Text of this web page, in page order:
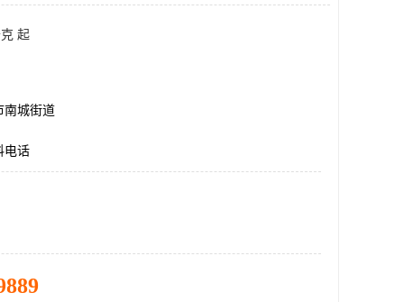
起
南城街道
电话